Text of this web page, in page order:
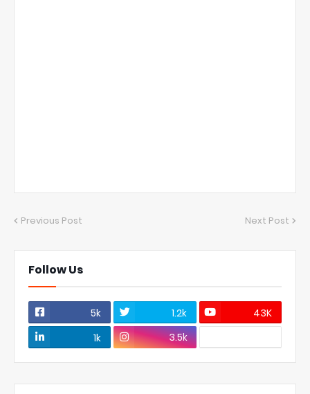
Previous Post Next Post
Follow Us
5k 1.2k
43K
1k
3.5k